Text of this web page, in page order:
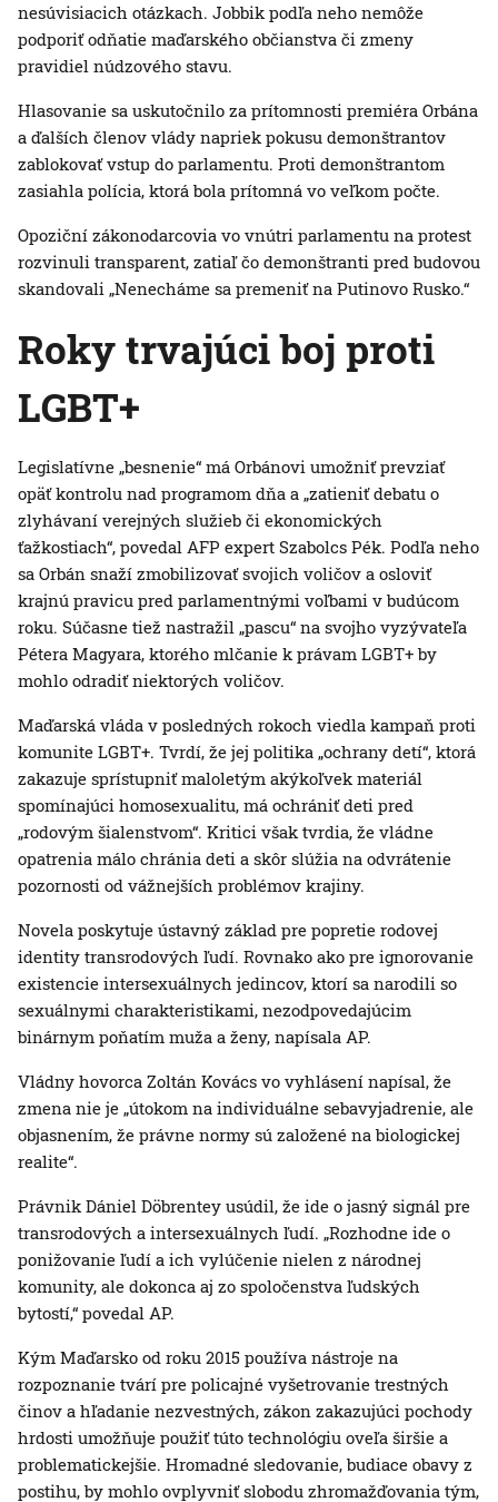
nesúvisiacich otázkach. Jobbik podľa neho nemôže
podporiť odňatie maďarského občianstva či zmeny
pravidiel núdzového stavu.
Hlasovanie sa uskutočnilo za prítomnosti premiéra Orbána
a ďalších členov vlády napriek pokusu demonštrantov
zablokovať vstup do parlamentu. Proti demonštrantom
zasiahla polícia, ktorá bola prítomná vo veľkom počte.
Opoziční zákonodarcovia vo vnútri parlamentu na protest
rozvinuli transparent, zatiaľ čo demonštranti pred budovou
skandovali „Nenecháme sa premeniť na Putinovo Rusko.“
Roky trvajúci boj proti
LGBT+
Legislatívne „besnenie“ má Orbánovi umožniť prevziať
opäť kontrolu nad programom dňa a „zatieniť debatu o
zlyhávaní verejných služieb či ekonomických
ťažkostiach“, povedal AFP expert Szabolcs Pék. Podľa neho
sa Orbán snaží zmobilizovať svojich voličov a osloviť
krajnú pravicu pred parlamentnými voľbami v budúcom
roku. Súčasne tiež nastražil „pascu“ na svojho vyzývateľa
Pétera Magyara, ktorého mlčanie k právam LGBT+ by
mohlo odradiť niektorých voličov.
Maďarská vláda v posledných rokoch viedla kampaň proti
komunite LGBT+. Tvrdí, že jej politika „ochrany detí“, ktorá
zakazuje sprístupniť maloletým akýkoľvek materiál
spomínajúci homosexualitu, má ochrániť deti pred
„rodovým šialenstvom“. Kritici však tvrdia, že vládne
opatrenia málo chránia deti a skôr slúžia na odvrátenie
pozornosti od vážnejších problémov krajiny.
Novela poskytuje ústavný základ pre popretie rodovej
identity transrodových ľudí. Rovnako ako pre ignorovanie
existencie intersexuálnych jedincov, ktorí sa narodili so
sexuálnymi charakteristikami, nezodpovedajúcim
binárnym poňatím muža a ženy, napísala AP.
Vládny hovorca Zoltán Kovács vo vyhlásení napísal, že
zmena nie je „útokom na individuálne sebavyjadrenie, ale
objasnením, že právne normy sú založené na biologickej
realite“.
Právnik Dániel Döbrentey usúdil, že ide o jasný signál pre
transrodových a intersexuálnych ľudí. „Rozhodne ide o
ponižovanie ľudí a ich vylúčenie nielen z národnej
komunity, ale dokonca aj zo spoločenstva ľudských
bytostí,“ povedal AP.
Kým Maďarsko od roku 2015 používa nástroje na
rozpoznanie tvárí pre policajné vyšetrovanie trestných
činov a hľadanie nezvestných, zákon zakazujúci pochody
hrdosti umožňuje použiť túto technológiu oveľa širšie a
problematickejšie. Hromadné sledovanie, budiace obavy z
postihu, by mohlo ovplyvniť slobodu zhromažďovania tým,